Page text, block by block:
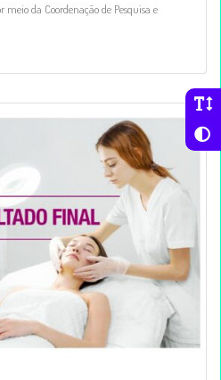
da Coordenação de Pesquisa e